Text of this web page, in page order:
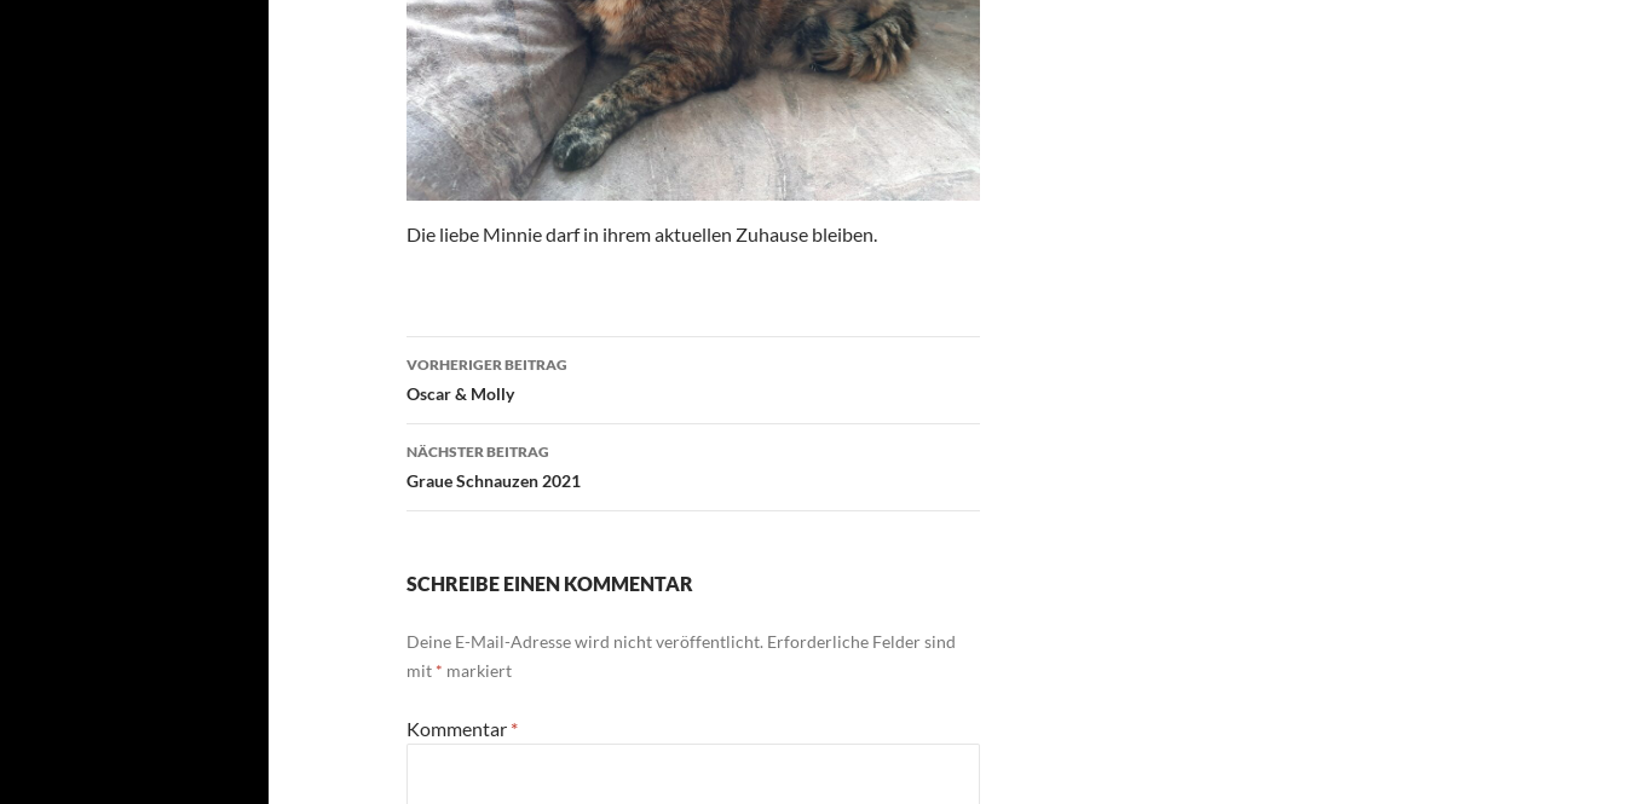
Die liebe Minnie darf in ihrem aktuellen Zuhause bleiben.
Beitragsnavigation
VORHERIGER BEITRAG
Oscar & Molly
NÄCHSTER BEITRAG
Graue Schnauzen 2021
SCHREIBE EINEN KOMMENTAR
Deine E-Mail-Adresse wird nicht veröffentlicht. Erforderliche Felder sind
mit * markiert
Kommentar *